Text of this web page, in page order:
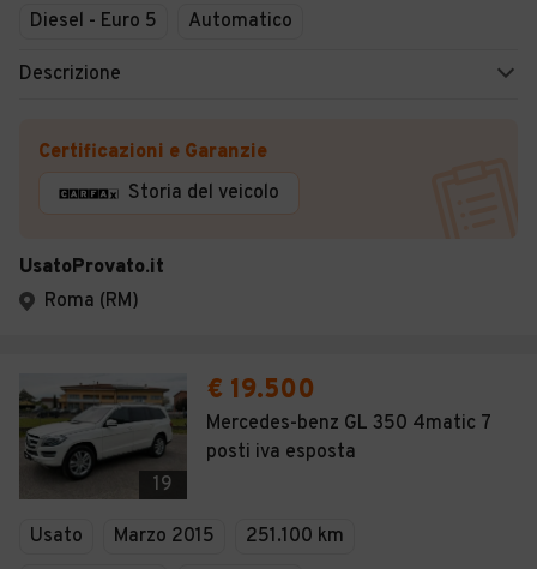
Diesel - Euro 5
Automatico
Descrizione
Certificazioni e Garanzie
Storia del veicolo
UsatoProvato.it
Roma (RM)
19
€ 19.500
Mercedes-benz GL 350 4matic 7
posti iva esposta
Usato Marzo 2015
251.100 km